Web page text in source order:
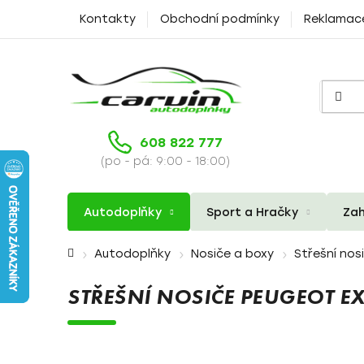
Kontakty Obchodní podmínky
608 822 777
(po - pá: 9:00 - 18:00)
Autodoplňky Sport a Hračky
Domů Autodoplňky Nosiče a boxy Střešní
STŘEŠNÍ NOSIČE PEUGEOT